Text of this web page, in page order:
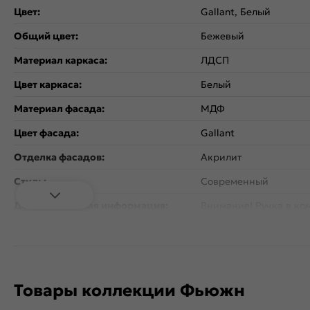
Цвет:
Gallant, Белый
Общий цвет:
Бежевый
Материал каркаса:
ЛДСП
Цвет каркаса:
Белый
Материал фасада:
МДФ
Цвет фасада:
Gallant
Отделка фасадов:
Акрилит
Стиль:
Современный
Гарантия:
Товары коллекции Фьюжн